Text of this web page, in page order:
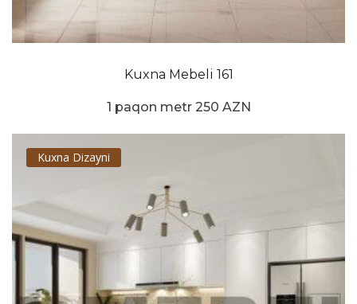
Kuxna Mebeli 161
1 paqon metr 250 AZN
Kuxna Dizayni